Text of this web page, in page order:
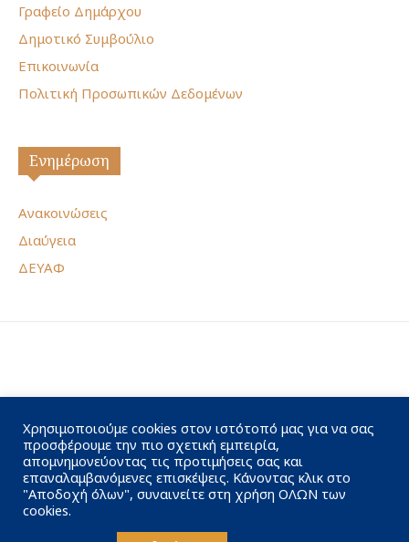
Γραφείο Δημάρχου
Δημοτικό Συμβούλιο
Επικοινωνία
Πολιτική Προσωπικών Δεδομένων
Ενημέρωση
Ανακοινώσεις
Διαύγεια
ΔΕΥΑΦ
Χρησιμοποιούμε cookies στον ιστότοπό μας για να σας
προσφέρουμε την πιο σχετική εμπειρία,
απομνημονεύοντας τις προτιμήσεις σας και
επαναλαμβανόμενες επισκέψεις. Κάνοντας κλικ στο
"Αποδοχή όλων", συναινείτε στη χρήση ΟΛΩΝ των
cookies.